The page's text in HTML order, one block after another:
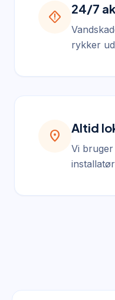
emergency_home
24/7
rykker
location_on
Altid
Vi